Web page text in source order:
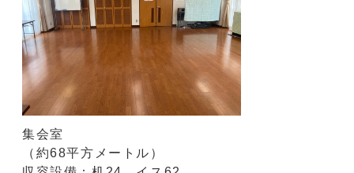
集会室
（約68平方メートル）